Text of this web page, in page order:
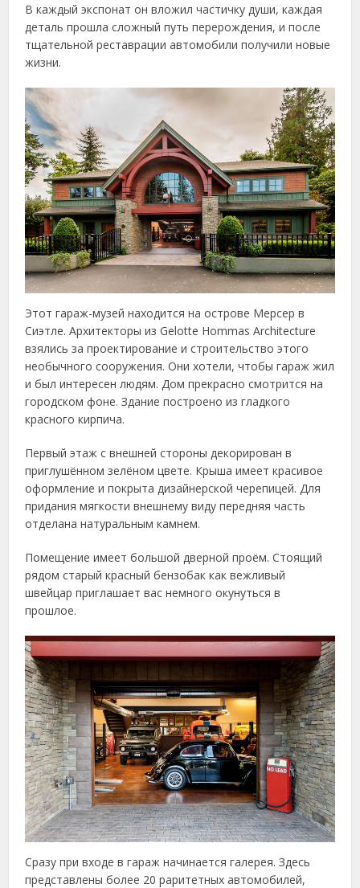
В каждый экспонат он вложил частичку души, каждая
деталь прошла сложный путь перерождения, и после
тщательной реставрации автомобили получили новые
жизни.
Этот гараж-музей находится на острове Мерсер в
Сиэтле. Архитекторы из Gelotte Hommas Architecture
взялись за проектирование и строительство этого
необычного сооружения. Они хотели, чтобы гараж жил
и был интересен людям. Дом прекрасно смотрится на
городском фоне. Здание построено из гладкого
красного кирпича.
Первый этаж с внешней стороны декорирован в
приглушённом зелёном цвете. Крыша имеет красивое
оформление и покрыта дизайнерской черепицей. Для
придания мягкости внешнему виду передняя часть
отделана натуральным камнем.
Помещение имеет большой дверной проём. Стоящий
рядом старый красный бензобак как вежливый
швейцар приглашает вас немного окунуться в
прошлое.
Сразу при входе в гараж начинается галерея. Здесь
представлены более 20 раритетных автомобилей,